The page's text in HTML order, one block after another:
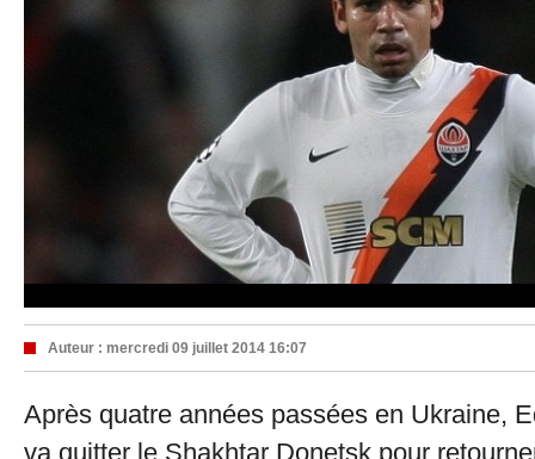
Auteur : mercredi 09 juillet 2014 16:07
Après quatre années passées en Ukraine,
va quitter le Shakhtar Donetsk pour